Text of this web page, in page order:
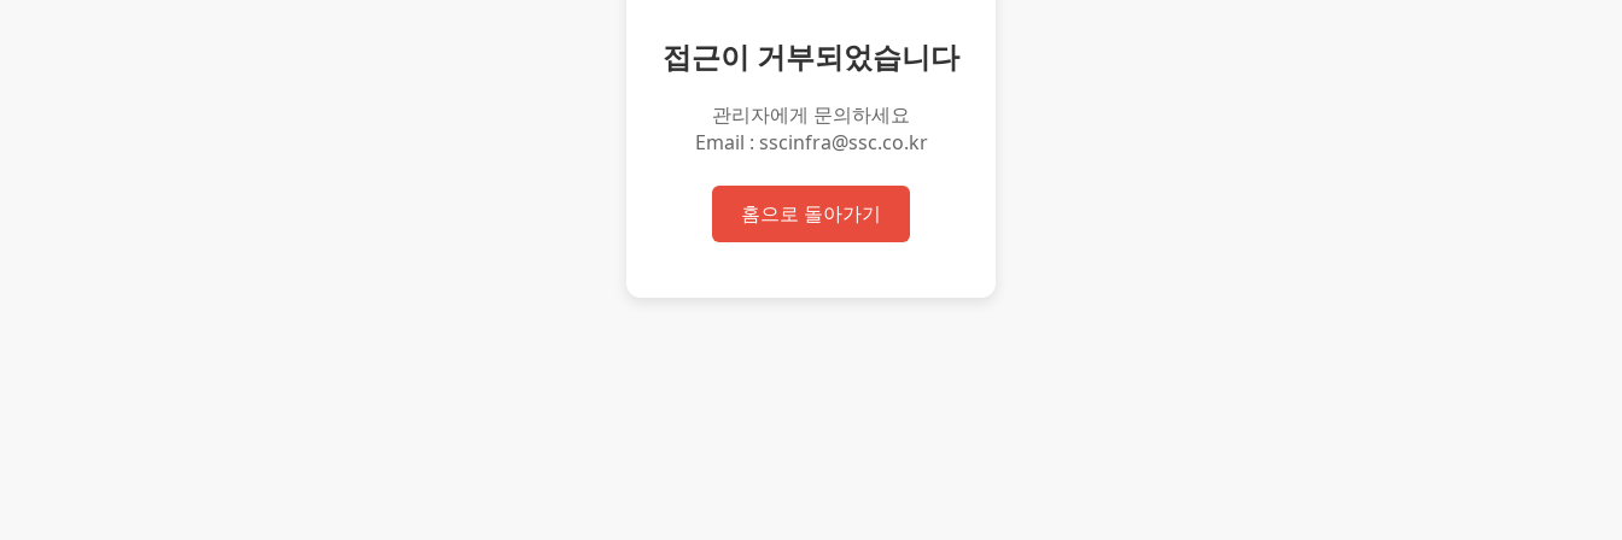
접근이 거부되었습니다
관리자에게 문의하세요
Email : sscinfra@ssc.co.kr
홈으로 돌아가기